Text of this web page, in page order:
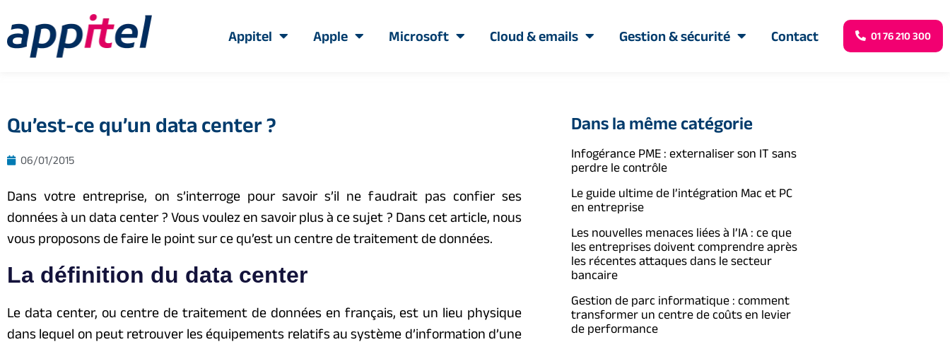
Appitel Apple Microsoft Cloud & emails Gestion & sécurité Contact 01 76 210 300
Qu’est-ce qu’un data center ?
06/01/2015
Dans votre entreprise, on s’interroge pour savoir s’il ne faudrait pas confier ses
données à un data center ? Vous voulez en savoir plus à ce sujet ? Dans cet article, nous
vous proposons de faire le point sur ce qu’est un centre de traitement de données.
La définition du data center
Le data center, ou centre de traitement de données en français, est un lieu physique
dans lequel on peut retrouver les équipements relatifs au système d’information d’une
Dans la même catégorie
Infogérance PME : externaliser son IT sans
perdre le contrôle
Le guide ultime de l’intégration Mac et PC
en entreprise
Les nouvelles menaces liées à l’IA : ce que
les entreprises doivent comprendre après
les récentes attaques dans le secteur
bancaire
Gestion de parc informatique : comment
transformer un centre de coûts en levier
de performance